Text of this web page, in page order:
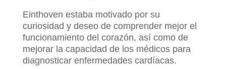
Einthoven estaba motivado por su
curiosidad y deseo de comprender mejor el
funcionamiento del corazón, así como de
mejorar la capacidad de los médicos para
diagnosticar enfermedades cardíacas.